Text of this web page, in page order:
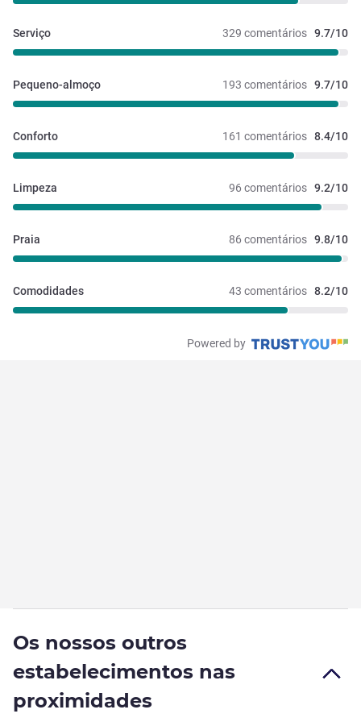
329 comentários 9.7/10
Serviço
193 comentários 9.7/10
Pequeno-almoço
161 comentários 8.4/10
Conforto
96 comentários 9.2/10
Limpeza
86 comentários 9.8/10
Praia
43 comentários 8.2/10
Comodidades
Powered by
Os nossos outros
estabelecimentos nas
proximidades